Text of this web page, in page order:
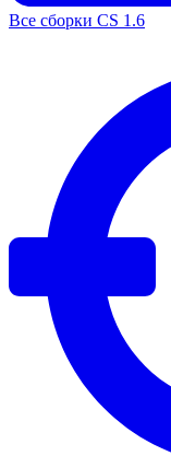
Все сборки CS 1.6